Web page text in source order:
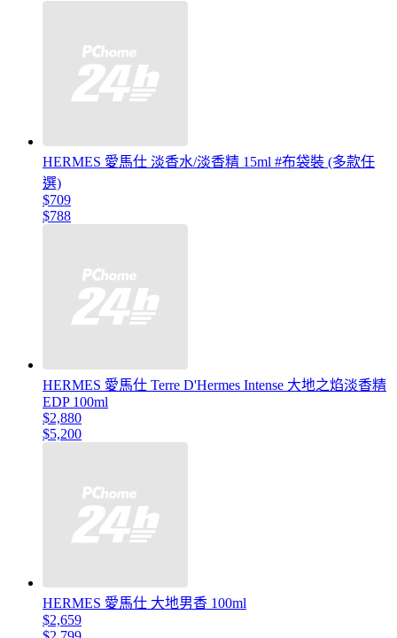
HERMES 愛馬仕 淡香水/淡香精 15ml #布袋裝 (多款任
選)
$709
$788
HERMES 愛馬仕 Terre D'Hermes Intense 大地之焰淡香精
EDP 100ml
$2,880
$5,200
HERMES 愛馬仕 大地男香 100ml
$2,659